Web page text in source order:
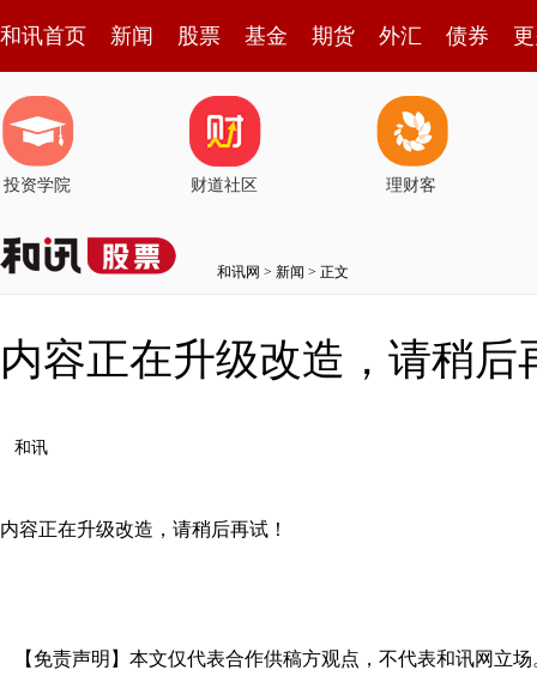
和讯首页 新闻 股票 基金 期货 外汇 债券
投资学院 财道社区 理财客
和讯网 > 新闻 > 正文
内容正在升级改造，请稍后
和讯
内容正在升级改造，请稍后再试！
【免责声明】本文仅代表合作供稿方观点，不代表和讯网立